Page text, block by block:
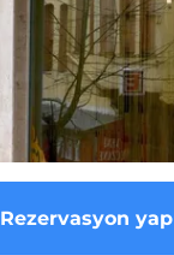
Rezervasyon yap